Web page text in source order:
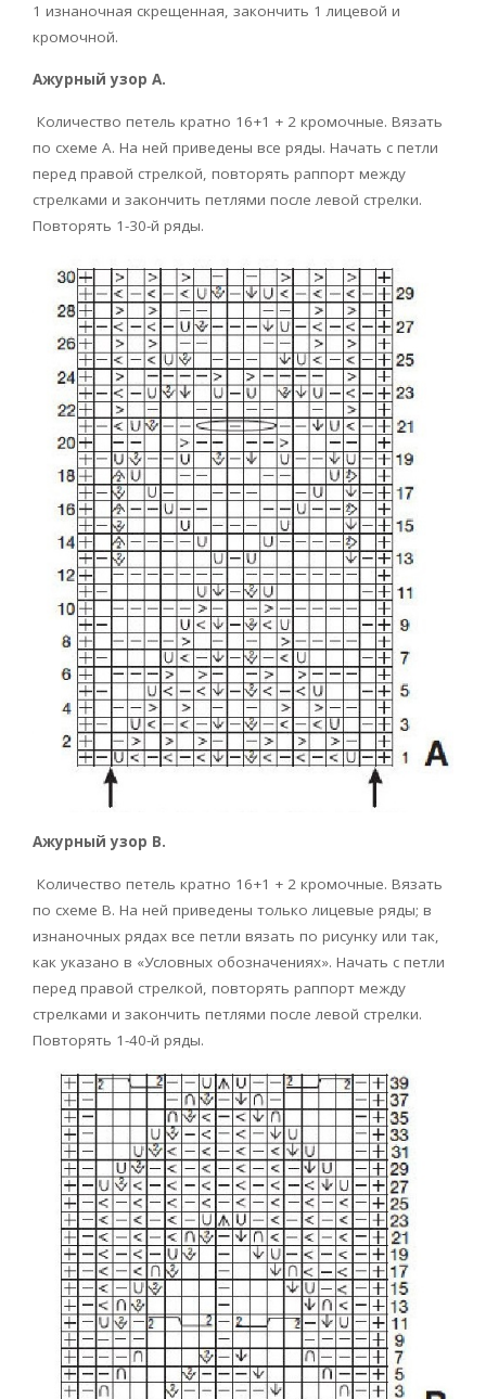
1 изнаночная скрещенная, закончить 1 лицевой и
кромочной.
Ажурный узор А.
Количество петель кратно 16+1 + 2 кромочные. Вязать
по схеме А. На ней приведены все ряды. Начать с петли
перед правой стрелкой, повторять раппорт между
стрелками и закончить петлями после левой стрелки.
Повторять 1-30-й ряды.
Ажурный узор В.
Количество петель кратно 16+1 + 2 кромочные. Вязать
по схеме В. На ней приведены только лицевые ряды; в
изнаночных рядах все петли вязать по рисунку или так,
как указано в «Условных обозначениях». Начать с петли
перед правой стрелкой, повторять раппорт между
стрелками и закончить петлями после левой стрелки.
Повторять 1-40-й ряды.